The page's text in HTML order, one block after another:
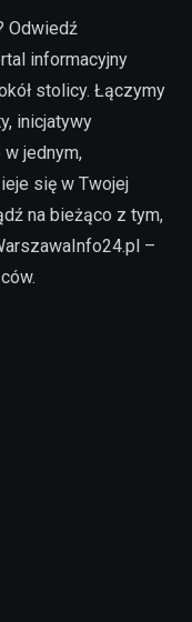
Odwiedź
informacyjny
stolicy. Łączymy
inicjatywy
jednym,
się w Twojej
na bieżąco z tym,
–